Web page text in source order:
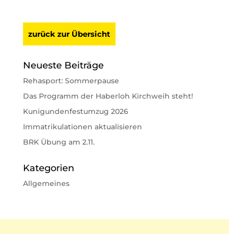
zurück zur Übersicht
Neueste Beiträge
Rehasport: Sommerpause
Das Programm der Haberloh Kirchweih steht!
Kunigundenfestumzug 2026
Immatrikulationen aktualisieren
BRK Übung am 2.11.
Kategorien
Allgemeines